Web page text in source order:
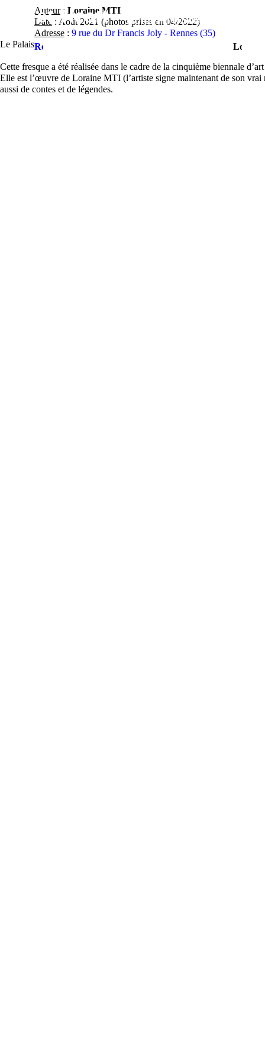
heart.com
Street-Heart HomeArtistes
Le Palais
Auteur: Loraine MTI
Date : Août 2021 (photos prises en 04/2022)
Adresse : 9 rue du Dr Francis Joly - Rennes (35)
Rennes
Loraine
Cette fresque a été réalisée dans le cadre de la cinquième biennale
Elle est l’œuvre de Loraine MTI (l’artiste signe maintenant de son
aussi de contes et de légendes.